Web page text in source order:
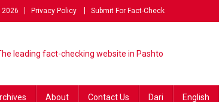
2026 Privacy Policy Submit For Fact-Check
About Contact Us Dari English